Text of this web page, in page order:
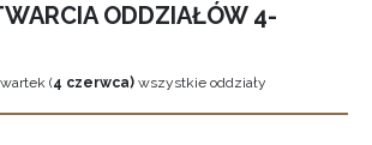
ODDZIAŁÓW 4-
(4 czerwca) wszystkie oddziały